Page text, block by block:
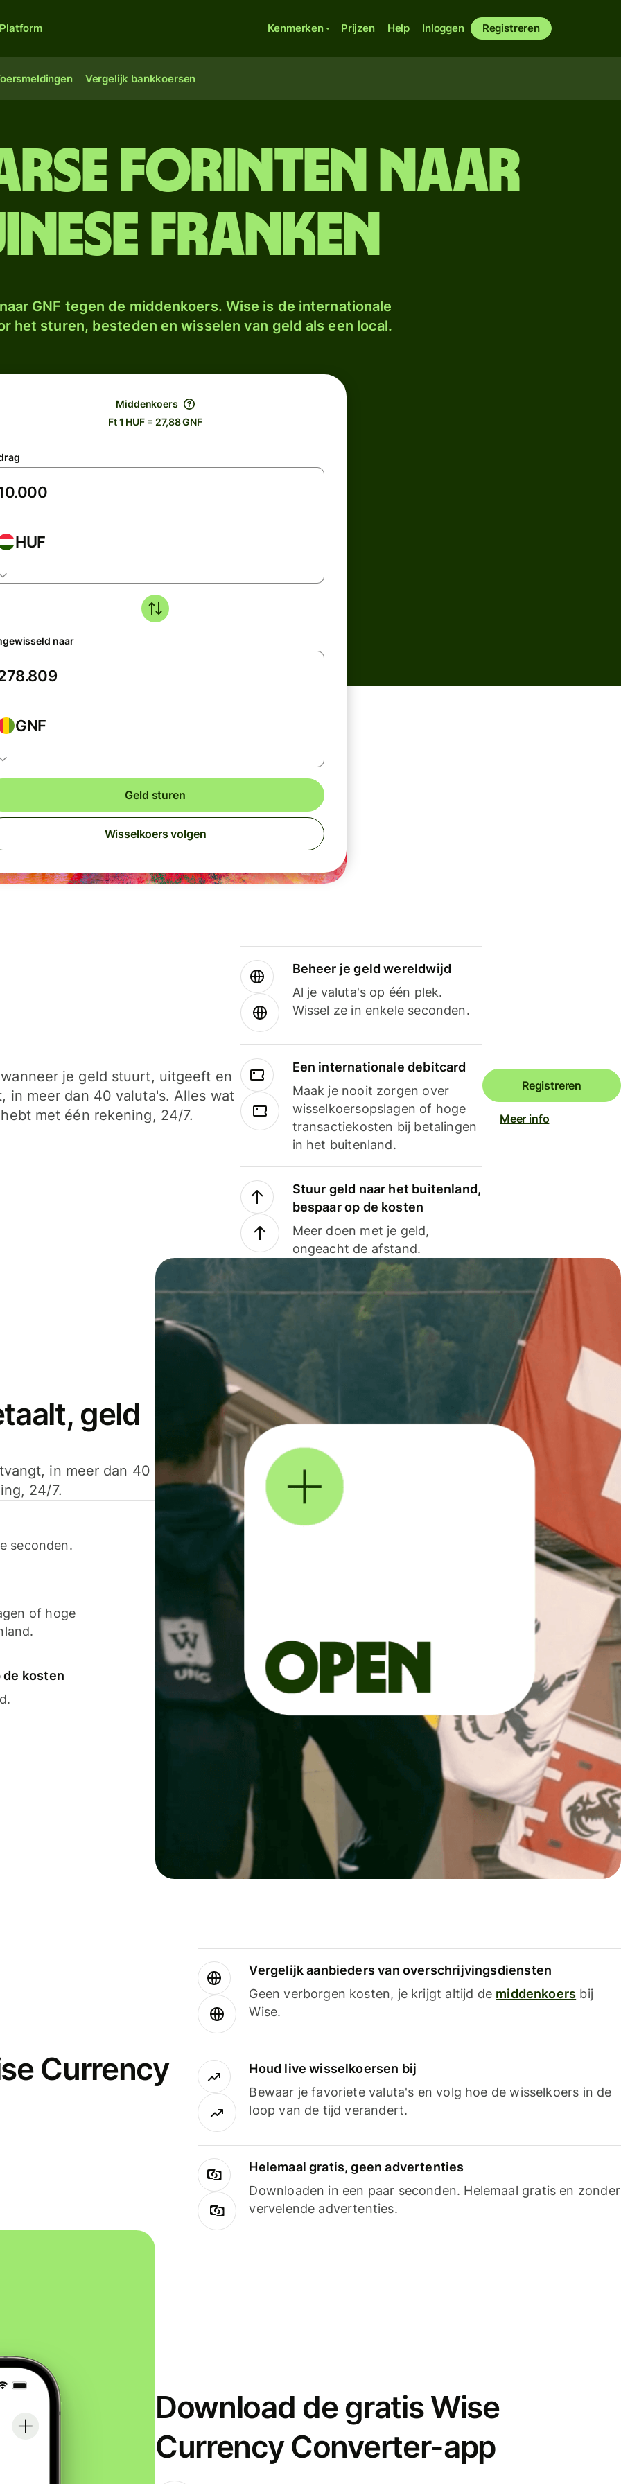
Platform Kenmerken Prijzen Help Inloggen Registreren
Vergelijk bankkoersen
forinten naar
franken
GNF tegen de middenkoers. Wise is de internationale
het sturen, besteden en wisselen van geld als een local.
Middenkoers
Ft 1 HUF = 27,88 GNF
HUF
naar
GNF
Geld sturen
Wisselkoers volgen
je geld stuurt, uitgeeft en
in meer dan 40 valuta's. Alles wat
met één rekening, 24/7.
Beheer je geld wereldwijd
Al je valuta's op één plek.
Wissel ze in enkele seconden.
Een internationale debitcard
Maak je nooit zorgen over
wisselkoersopslagen of hoge
transactiekosten bij betalingen
in het buitenland.
Stuur geld naar het buitenland,
bespaar op de kosten
Meer doen met je geld,
ongeacht de afstand.
Registreren
Meer info
geld
in meer dan 40
24/7.
seconden.
of hoge
de kosten
Currency
Vergelijk aanbieders van overschrijvingsdiensten
Geen verborgen kosten, je krijgt altijd de middenkoers bij
Wise.
Houd live wisselkoersen bij
Bewaar je favoriete valuta's en volg hoe de wisselkoers in de
loop van de tijd verandert.
Helemaal gratis, geen advertenties
Downloaden in een paar seconden. Helemaal gratis en zonder
vervelende advertenties.
Download de gratis Wise
Currency Converter-app